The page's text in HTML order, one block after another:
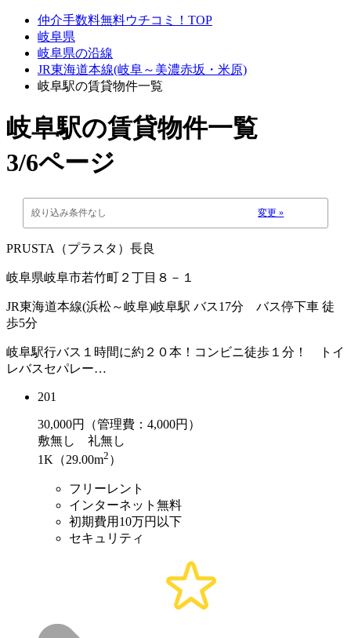
仲介手数料無料ウチコミ！TOP
岐阜県
岐阜県の沿線
JR東海道本線(岐阜～美濃赤坂・米原)
岐阜駅の賃貸物件一覧
岐阜駅の賃貸物件一覧
3/6ページ
絞り込み条件なし 変更 »
PRUSTA（プラスタ）長良
岐阜県岐阜市若竹町２丁目８－１
JR東海道本線(浜松～岐阜)岐阜駅 バス17分 バス停下車 徒
歩5分
岐阜駅行バス１時間に約２０本！コンビニ徒歩１分！ トイ
レバスセパレー…
201
30,000円（管理費：4,000円）
敷無し 礼無し
1K（29.00m2 ）
フリーレント
インターネット無料
初期費用10万円以下
セキュリティ